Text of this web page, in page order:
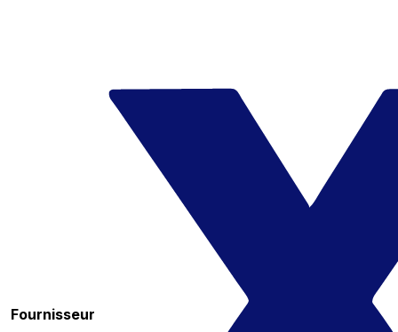
Fournisseur